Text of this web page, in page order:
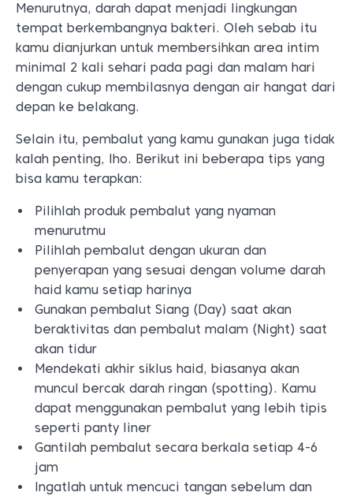
Menurutnya, darah dapat menjadi lingkungan
tempat berkembangnya bakteri. Oleh sebab itu
kamu dianjurkan untuk membersihkan area intim
minimal 2 kali sehari pada pagi dan malam hari
dengan cukup membilasnya dengan air hangat dari
depan ke belakang.
Selain itu, pembalut yang kamu gunakan juga tidak
kalah penting, lho. Berikut ini beberapa tips yang
bisa kamu terapkan:
Pilihlah produk pembalut yang nyaman
menurutmu
Pilihlah pembalut dengan ukuran dan
penyerapan yang sesuai dengan volume darah
haid kamu setiap harinya
Gunakan pembalut Siang (Day) saat akan
beraktivitas dan pembalut malam (Night) saat
akan tidur
Mendekati akhir siklus haid, biasanya akan
muncul bercak darah ringan (spotting). Kamu
dapat menggunakan pembalut yang lebih tipis
seperti panty liner
Gantilah pembalut secara berkala setiap 4-6
jam
Ingatlah untuk mencuci tangan sebelum dan